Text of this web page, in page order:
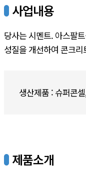
사업내용
당사는 시멘트. 아스팔
성질을 개선하여 콘크
생산제품 : 슈퍼콘
제품소개